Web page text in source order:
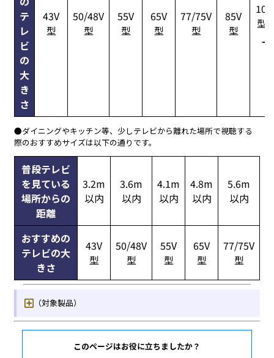
このページはお役に立ちましたか？